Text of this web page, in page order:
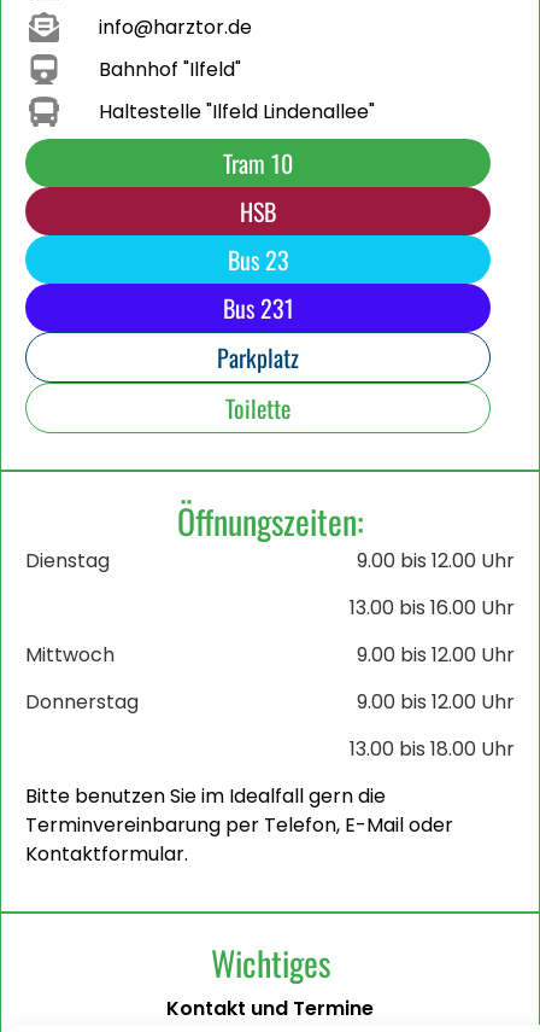
info@harztor.de
Bahnhof "Ilfeld"
Haltestelle "Ilfeld Lindenallee"
Tram 10
HSB
Bus 23
Bus 231
Parkplatz
Toilette
Öffnungszeiten:
Dienstag
9.00 bis 12.00 Uhr
13.00 bis 16.00 Uhr
Mittwoch
9.00 bis 12.00 Uhr
Donnerstag
9.00 bis 12.00 Uhr
13.00 bis 18.00 Uhr
Bitte benutzen Sie im Idealfall gern die
Terminvereinbarung per Telefon, E-Mail oder
Kontaktformular.
Wichtiges
Kontakt und Termine